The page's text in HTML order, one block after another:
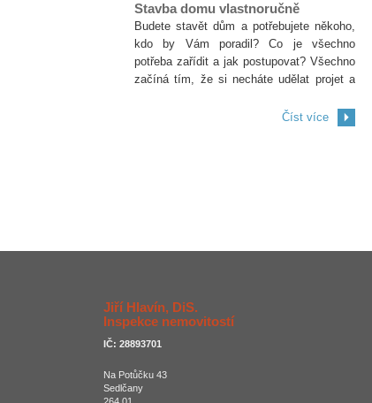
Stavba domu vlastnoručně
Budete stavět dům a potřebujete někoho,
kdo by Vám poradil? Co je všechno
potřeba zařídit a jak postupovat? Všechno
začíná tím, že si necháte udělat projet a
Číst více
Jiří Hlavín, DiS.
Inspekce nemovitostí
IČ: 28893701
Na Potůčku 43
Sedlčany